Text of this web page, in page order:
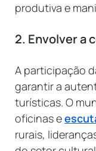
produtiva e
2. Envolver a
A participação
garantir a
turísticas. O
oficinas e
rurais,